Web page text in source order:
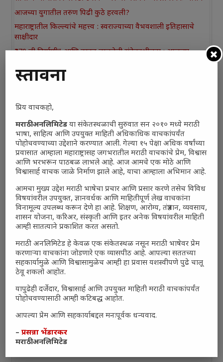
आजच्या युगातील तरुण पिढी कुठे हरवली?
महाराष्ट्रातील किल्ल्यांचे महत्त्व : स्वराज्याच्या वैभवशाली इतिहासाचे
साक्षीदार
₹370 ची बिर्याणी” आणि हरवत चाललेली संवेदनशीलता : आजच्या
यश आणि आत्मविश्वास: स्वप्नांना वास्तवात बदलण्याची शक्ती
शेतकऱ्यांसमोरील नवीन आव्हाने आणि संधी
‘कॉकरोच जनता पार्टी’ची वेबसाईट अचानक डाउन; सोशल मीडियावर
चर्चांना उधाण
सार्वजनिक नोंद: पेमेंट डिफॉल्ट प्रकरण – Kris Ankem [FFME]
धावपळीच्या जीवनात शांततेचा शोध – Meditation का आवश्यक
प्रस्तावना
प्रिय वाचकहो,
मराठी अनलिमिटेड या संकेतस्थळाची सुरुवात सन २०१० मध्ये मराठी
भाषा, साहित्य आणि उपयुक्त माहिती अधिकाधिक वाचकांपर्यंत
पोहोचवण्याच्या उद्देशाने करण्यात आली. गेल्या १५ पेक्षा अधिक वर्षांच्या
प्रवासात आम्हाला महाराष्ट्रासह जगभरातील मराठी वाचकांचे प्रेम, विश्वास
आणि भरभरून पाठबळ लाभले आहे. आज आमचे एक मोठे आणि
विश्वासार्ह वाचक जाळे निर्माण झाले आहे, याचा आम्हाला अभिमान आहे.
आमचा मुख्य उद्देश मराठी भाषेचा प्रचार आणि प्रसार करणे तसेच विविध
विषयांवरील उपयुक्त, ज्ञानवर्धक आणि माहितीपूर्ण लेख वाचकांना
विनामूल्य उपलब्ध करून देणे हा आहे. शिक्षण, आरोग्य, तंत्रज्ञान, व्यवसाय,
शासन योजना, करिअर, संस्कृती आणि इतर अनेक विषयांवरील माहिती
आम्ही सातत्याने प्रकाशित करत असतो.
मराठी अनलिमिटेड हे केवळ एक संकेतस्थळ नसून मराठी भाषेवर प्रेम
करणाऱ्या वाचकांना जोडणारे एक व्यासपीठ आहे. आपल्या सततच्या
सहकार्यामुळे आणि विश्वासामुळेच आम्ही हा प्रवास यशस्वीपणे पुढे चालू
ठेवू शकलो आहोत.
यापुढेही दर्जेदार, विश्वासार्ह आणि उपयुक्त माहिती मराठी वाचकांपर्यंत
पोहोचवण्यासाठी आम्ही कटिबद्ध आहोत.
आपल्या प्रेम आणि सहकार्याबद्दल मनःपूर्वक धन्यवाद.
–प्रसन्ना भेंडारकर
मराठी अनलिमिटेड